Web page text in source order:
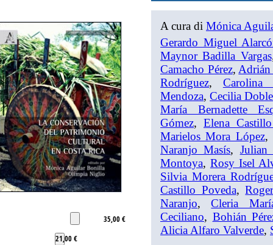
35,00 €
21,00 €
A cura di Mónica
Gerardo Miguel
Maynor Badilla Vargas
Camacho Pérez, Adrián
Rodríguez, Carolina
Mendoza,Cecilia
María Bernadette
Gómez, Elena
Marielos Mora López,
Naranjo Masís, Julian
Montoya, Rosy Isel
Silvia Morera
Castillo Poveda,
Naranjo,Cleria
Ceciliano, Bohián
Alicia Alfaro Valverde,